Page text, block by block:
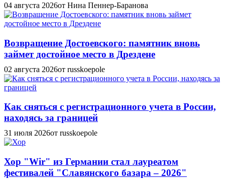
04 августа 2026от Нина Пеннер-Баранова
Возвращение Достоевского: памятник вновь
займет достойное место в Дрездене
02 августа 2026от russkoepole
Как сняться с регистрационного учета в России,
находясь за границей
31 июля 2026от russkoepole
Хор "Wir" из Германии стал лауреатом
фестивалей "Славянского базара – 2026"